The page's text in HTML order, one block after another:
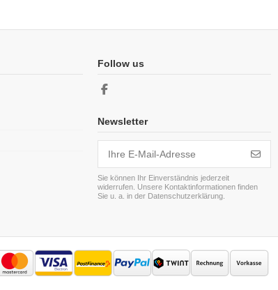
Follow us
Newsletter
Sie können Ihr Einverständnis jederzeit
widerrufen. Unsere Kontaktinformationen finden
Sie u. a. in der Datenschutzerklärung.